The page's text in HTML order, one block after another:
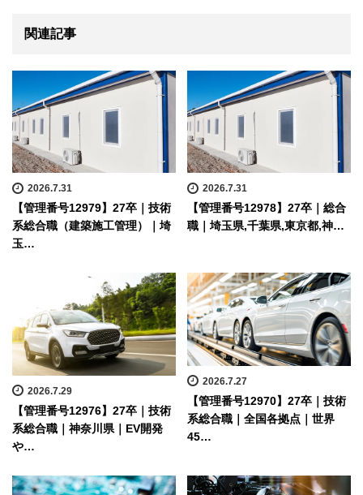
関連記事
2026.7.31
【管理番号12979】27卒｜技術
系総合職（建築施工管理）｜埼
玉…
2026.7.31
【管理番号12978】27卒｜総合
職｜埼玉県,千葉県,東京都,神…
2026.7.29
【管理番号12976】27卒｜技術
系総合職｜神奈川県｜EV開発
や…
2026.7.27
【管理番号12970】27卒｜技術
系総合職｜全国各拠点｜世界
45…